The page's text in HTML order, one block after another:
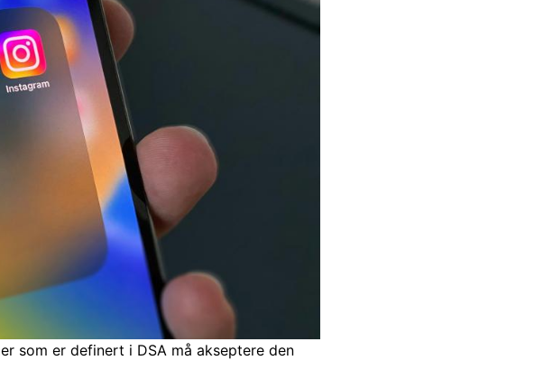
som er definert i DSA må akseptere den